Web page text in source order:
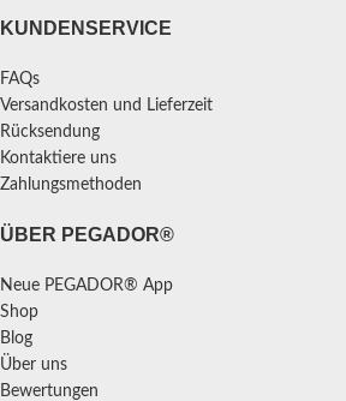
KUNDENSERVICE
FAQs
Versandkosten und Lieferzeit
Rücksendung
Kontaktiere uns
Zahlungsmethoden
ÜBER PEGADOR®
Neue PEGADOR® App
Shop
Blog
Über uns
Bewertungen